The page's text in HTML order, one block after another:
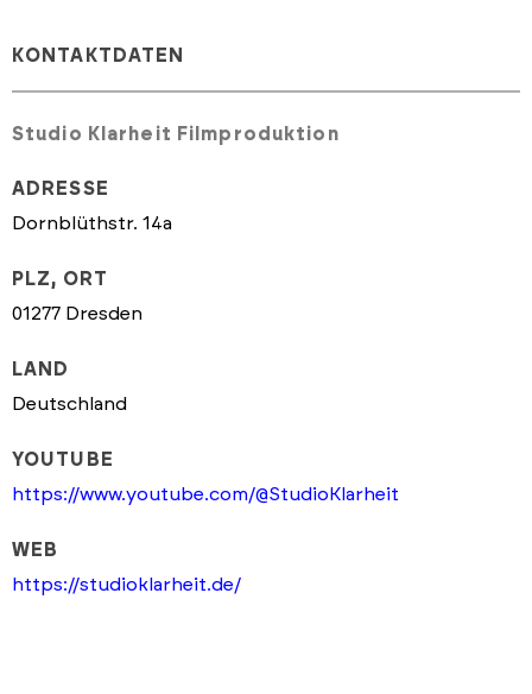
KONTAKTDATEN
Studio Klarheit Filmproduktion
ADRESSE
Dornblüthstr. 14a
PLZ, ORT
01277 Dresden
LAND
Deutschland
YOUTUBE
https://www.youtube.com/@StudioKlarheit
WEB
https://studioklarheit.de/